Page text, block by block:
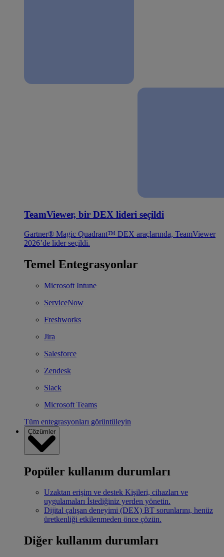
TeamViewer, bir DEX lideri seçildi
Gartner® Magic Quadrant™ DEX araçlarında, TeamViewer
2026’de lider seçildi.
Temel Entegrasyonlar
Microsoft Intune
ServiceNow
Freshworks
Jira
Salesforce
Zendesk
Slack
Microsoft Teams
Tüm entegrasyonları görüntüleyin
Çözümler
Popüler kullanım durumları
Uzaktan erişim ve destek Kişileri, cihazları ve
uygulamaları İstediğiniz yerden yönetin.
Dijital çalışan deneyimi (DEX) BT sorunlarını, henüz
üretkenliği etkilenmeden önce çözün.
Diğer kullanım durumları